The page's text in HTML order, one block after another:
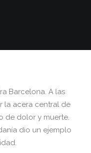
Barcelona. A las
la acera central de
de dolor y muerte.
dio un ejemplo